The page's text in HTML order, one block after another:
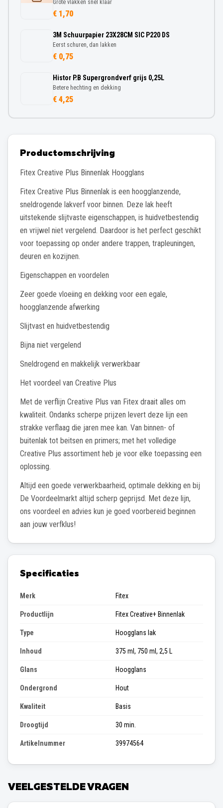
Grote vlakken snel klaar
€ 1,70
3M Schuurpapier 23X28CM SIC P220 DS
Eerst schuren, dan lakken
€ 0,75
Histor P.B Supergrondverf grijs 0,25L
Betere hechting en dekking
€ 4,25
Productomschrijving
Fitex Creative Plus Binnenlak Hoogglans
Fitex Creative Plus Binnenlak is een hoogglanzende,
sneldrogende lakverf voor binnen. Deze lak heeft
uitstekende slijtvaste eigenschappen, is huidvetbestendig
en vrijwel niet vergelend. Daardoor is het perfect geschikt
voor toepassing op onder andere trappen, trapleuningen,
deuren en kozijnen.
Eigenschappen en voordelen
Zeer goede vloeiing en dekking voor een egale,
hoogglanzende afwerking
Slijtvast en huidvetbestendig
Bijna niet vergelend
Sneldrogend en makkelijk verwerkbaar
Het voordeel van Creative Plus
Met de verflijn Creative Plus van Fitex draait alles om
kwaliteit. Ondanks scherpe prijzen levert deze lijn een
strakke verflaag die jaren mee kan. Van binnen- of
buitenlak tot beitsen en primers; met het volledige
Creative Plus assortiment heb je voor elke toepassing een
oplossing.
Altijd een goede verwerkbaarheid, optimale dekking en bij
De Voordeelmarkt altijd scherp geprijsd. Met deze lijn,
ons voordeel en advies kun je goed voorbereid beginnen
aan jouw verfklus!
Specificaties
Merk Fitex
Productlijn Fitex Creative+ Binnenlak
Type Hoogglans lak
Inhoud 375 ml, 750 ml, 2,5 L
Glans Hoogglans
Ondergrond Hout
Kwaliteit Basis
Droogtijd 30 min.
Artikelnummer 39974564
VEELGESTELDE VRAGEN